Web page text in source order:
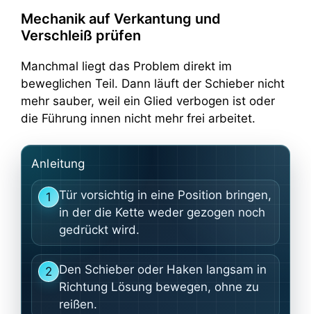
Mechanik auf Verkantung und
Verschleiß prüfen
Manchmal liegt das Problem direkt im
beweglichen Teil. Dann läuft der Schieber nicht
mehr sauber, weil ein Glied verbogen ist oder
die Führung innen nicht mehr frei arbeitet.
Anleitung
1 Tür vorsichtig in eine Position bringen,
in der die Kette weder gezogen noch
gedrückt wird.
2 Den Schieber oder Haken langsam in
Richtung Lösung bewegen, ohne zu
reißen.